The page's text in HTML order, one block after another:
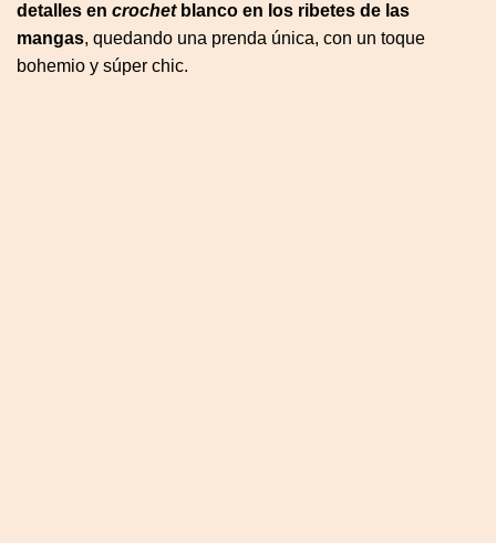
detalles en crochetblanco en los ribetes de las
mangas, quedando una prenda única, con un toque
bohemio y súper chic.